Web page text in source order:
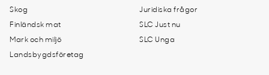
Skog
Finländsk mat
Mark och miljö
Landsbygdsföretag
Juridiska frågor
SLC Just nu
SLC Unga